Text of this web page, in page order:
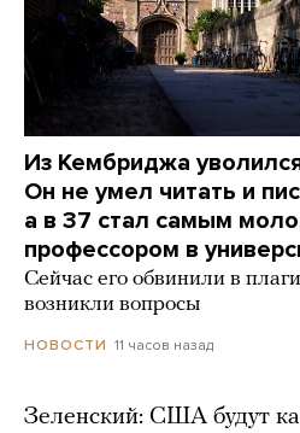
Из Кембриджа
Он не умел читать и
а в 37 стал самым
профессором в
Сейчас его обвинили в
возникли вопросы
НОВОСТИ 11 часов назад
Зеленский: США будут